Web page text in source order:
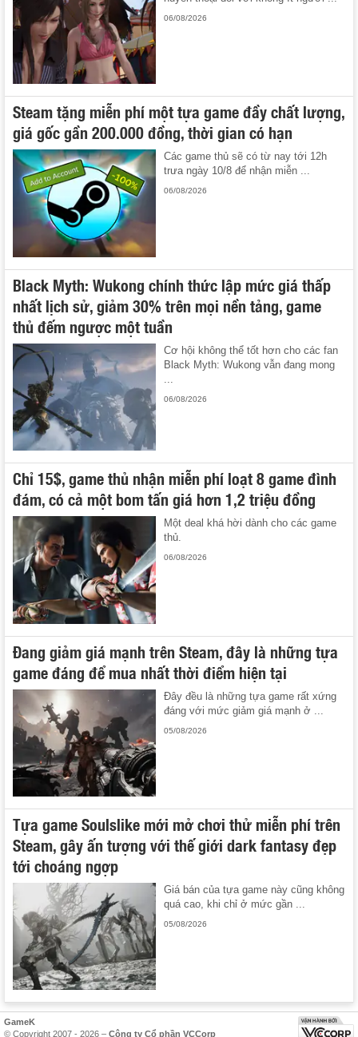
06/08/2026
Steam tặng miễn phí một tựa game đầy chất lượng,
giá gốc gần 200.000 đồng, thời gian có hạn
Các game thủ sẽ có từ nay tới 12h
trưa ngày 10/8 để nhận miễn ...
06/08/2026
Black Myth: Wukong chính thức lập mức giá thấp
nhất lịch sử, giảm 30% trên mọi nền tảng, game
thủ đếm ngược một tuần
Cơ hội không thể tốt hơn cho các fan
Black Myth: Wukong vẫn đang mong
06/08/2026
Chỉ 15$, game thủ nhận miễn phí loạt 8 game đình
đám, có cả một bom tấn giá hơn 1,2 triệu đồng
Một deal khá hời dành cho các game
thủ.
06/08/2026
Đang giảm giá mạnh trên Steam, đây là những tựa
game đáng để mua nhất thời điểm hiện tại
Đây đều là những tựa game rất xứng
đáng với mức giảm giá mạnh ở ...
05/08/2026
Tựa game Soulslike mới mở chơi thử miễn phí trên
Steam, gây ấn tượng với thế giới dark fantasy đẹp
tới choáng ngợp
Giá bán của tựa game này cũng không
quá cao, khi chỉ ở mức gần ...
05/08/2026
GameK
© Copyright 2007 - 2026 – Công ty Cổ phần VCCorp